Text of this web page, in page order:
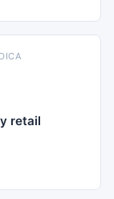
retail